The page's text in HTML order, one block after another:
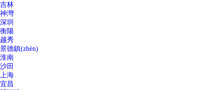
吉林
神灣
深圳
衡陽
越秀
景德鎮(zhèn)
淮南
沙田
上海
宜昌